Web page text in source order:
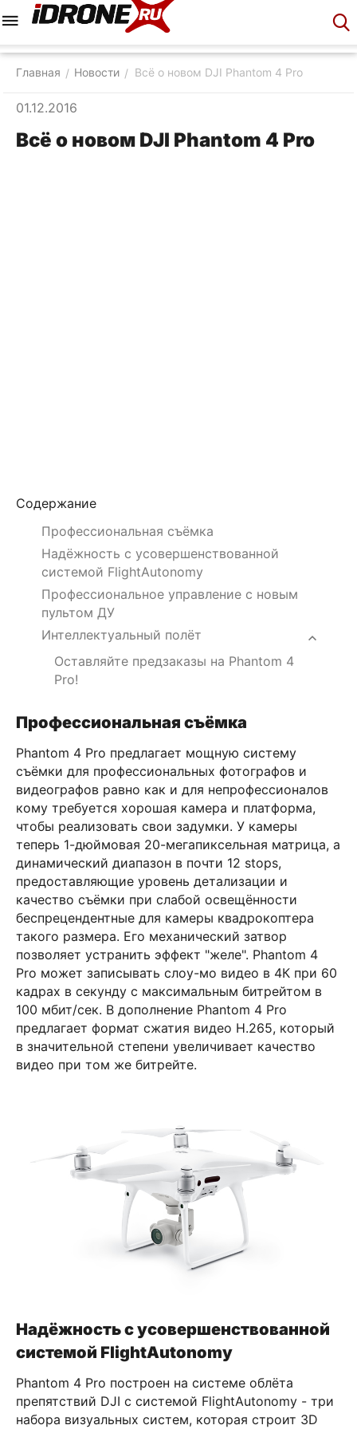
Главная / Новости / Всё о новом DJI Phantom 4 Pro
01.12.2016
Всё о новом DJI Phantom 4 Pro
Содержание
Профессиональная съёмка
Надёжность с усовершенствованной
системой FlightAutonomy
Профессиональное управление с новым
пультом ДУ
Интеллектуальный полёт
Оставляйте предзаказы на Phantom 4
Pro!
Профессиональная съёмка
Phantom 4 Pro предлагает мощную систему
съёмки для профессиональных фотографов и
видеографов равно как и для непрофессионалов
кому требуется хорошая камера и платформа,
чтобы реализовать свои задумки. У камеры
теперь 1-дюймовая 20-мегапиксельная матрица, а
динамический диапазон в почти 12 stops,
предоставляющие уровень детализации и
качество съёмки при слабой освещённости
беспрецендентные для камеры квадрокоптера
такого размера. Его механический затвор
позволяет устранить эффект "желе". Phantom 4
Pro может записывать слоу-мо видео в 4К при 60
кадрах в секунду с максимальным битрейтом в
100 мбит/сек. В дополнение Phantom 4 Pro
предлагает формат сжатия видео H.265, который
в значительной степени увеличивает качество
видео при том же битрейте.
Надёжность с усовершенствованной
системой FlightAutonomy
Phantom 4 Pro построен на системе облёта
препятствий DJI с системой FlightAutonomy - три
набора визуальных систем, которая строит 3D
Корзина